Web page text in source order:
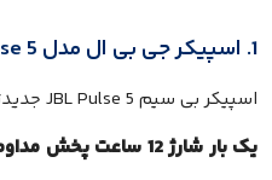
1. اسپیکر جی بی ال مدل Pulse 5
اسپیکر بی سیم JBL Pulse 5 جدیدترین نسخه از سری معروف Pulse
یک بار شارژ 12 ساعت پخش مداوم